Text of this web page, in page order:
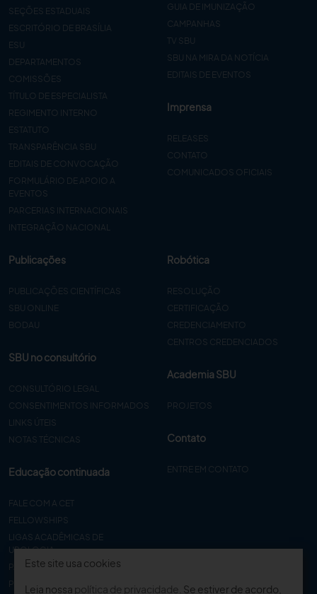
SEÇÕES ESTADUAIS
ESCRITÓRIO DE BRASÍLIA
ESU
DEPARTAMENTOS
COMISSÕES
TÍTULO DE ESPECIALISTA
REGIMENTO INTERNO
ESTATUTO
TRANSPARÊNCIA SBU
EDITAIS DE CONVOCAÇÃO
FORMULÁRIO DE APOIO A
EVENTOS
PARCERIAS INTERNACIONAIS
INTEGRAÇÃO NACIONAL
GUIA DE IMUNIZAÇÃO
CAMPANHAS
TV SBU
SBU NA MIRA DA NOTÍCIA
EDITAIS DE EVENTOS
Imprensa
RELEASES
CONTATO
COMUNICADOS OFICIAIS
Publicações
PUBLICAÇÕES CIENTÍFICAS
SBU ONLINE
BODAU
SBU no consultório
CONSULTÓRIO LEGAL
CONSENTIMENTOS INFORMADOS
LINKS ÚTEIS
NOTAS TÉCNICAS
Educação continuada
FALE COM A CET
FELLOWSHIPS
LIGAS ACADÊMICAS DE
UROLOGIA
PAPER
PROCET
Robótica
RESOLUÇÃO
CERTIFICAÇÃO
CREDENCIAMENTO
CENTROS CREDENCIADOS
Academia SBU
PROJETOS
Contato
ENTRE EM CONTATO
Este site usa cookies
Leia nossa política de privacidade . Se estiver de acordo,